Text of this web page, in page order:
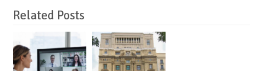
Related Posts